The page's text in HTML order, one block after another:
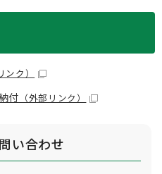
ンク）
付 （外部リンク）
い合わせ